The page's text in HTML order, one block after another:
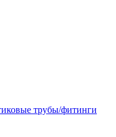
трубы/фитинги